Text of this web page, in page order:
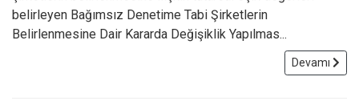
belirleyen Bağımsız Denetime Tabi Şirketlerin
Belirlenmesine Dair Kararda Değişiklik Yapılmas...
Devamı